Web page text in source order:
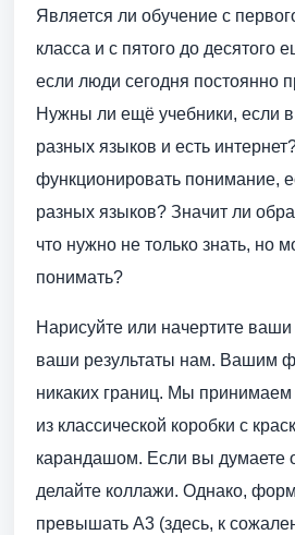
Является ли обучение с
класса и с пятого до десятого
если люди сегодня постоянно
Нужны ли ещё учебники, если
разных языков и есть
функционировать понимание,
разных языков? Значит ли
что нужно не только знать, но
понимать?
Нарисуйте или начертите
ваши результаты нам. Вашим
никаких границ. Мы принимаем
из классической коробки с
карандашом. Если вы думаете
делайте коллажи. Однако,
превышать A3 (здесь, к